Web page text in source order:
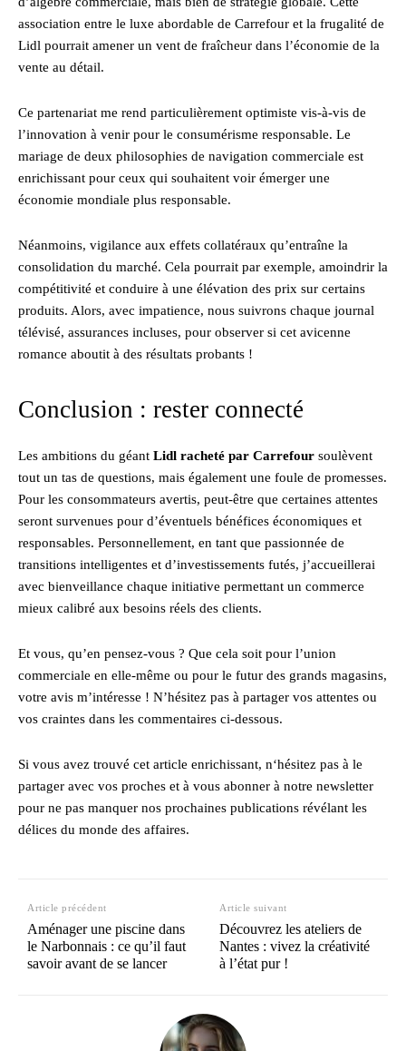
association entre le luxe abordable de Carrefour et la frugalité de
Lidl pourrait amener un vent de fraîcheur dans l’économie de la
vente au détail.
Ce partenariat me rend particulièrement optimiste vis-à-vis de
l’innovation à venir pour le consumérisme responsable. Le
mariage de deux philosophies de navigation commerciale est
enrichissant pour ceux qui souhaitent voir émerger une
économie mondiale plus responsable.
Néanmoins, vigilance aux effets collatéraux qu’entraîne la
consolidation du marché. Cela pourrait par exemple, amoindrir la
compétitivité et conduire à une élévation des prix sur certains
produits. Alors, avec impatience, nous suivrons chaque journal
télévisé, assurances incluses, pour observer si cet avicenne
romance aboutit à des résultats probants !
Conclusion : rester connecté
Les ambitions du géant Lidl racheté par Carrefour soulèvent
tout un tas de questions, mais également une foule de promesses.
Pour les consommateurs avertis, peut-être que certaines attentes
seront survenues pour d’éventuels bénéfices économiques et
responsables. Personnellement, en tant que passionnée de
transitions intelligentes et d’investissements futés, j’accueillerai
avec bienveillance chaque initiative permettant un commerce
mieux calibré aux besoins réels des clients.
Et vous, qu’en pensez-vous ? Que cela soit pour l’union
commerciale en elle-même ou pour le futur des grands magasins,
votre avis m’intéresse ! N’hésitez pas à partager vos attentes ou
vos craintes dans les commentaires ci-dessous.
Si vous avez trouvé cet article enrichissant, n‘hésitez pas à le
partager avec vos proches et à vous abonner à notre newsletter
pour ne pas manquer nos prochaines publications révélant les
délices du monde des affaires.
Article précédent
Aménager une piscine dans
le Narbonnais : ce qu’il faut
savoir avant de se lancer
Article suivant
Découvrez les ateliers de
Nantes : vivez la créativité
à l’état pur !